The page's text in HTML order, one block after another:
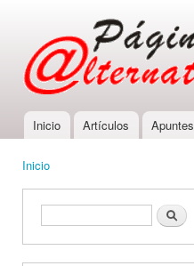
Main menu
Inicio Artículos Apuntes
Inicio
Formulario de búsquedaBuscar